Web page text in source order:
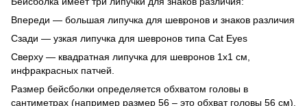
Впереди — большая липучка для шевронов и знаков различия
Сзади — узкая липучка для шевронов типа Cat Eyes
Сверху — квадратная липучка для шевронов 1х1 см,
инфракрасных патчей.
Размер бейсболки определяется обхватом головы в
сантиметрах (например размер 56 – это обхват головы 56 см).